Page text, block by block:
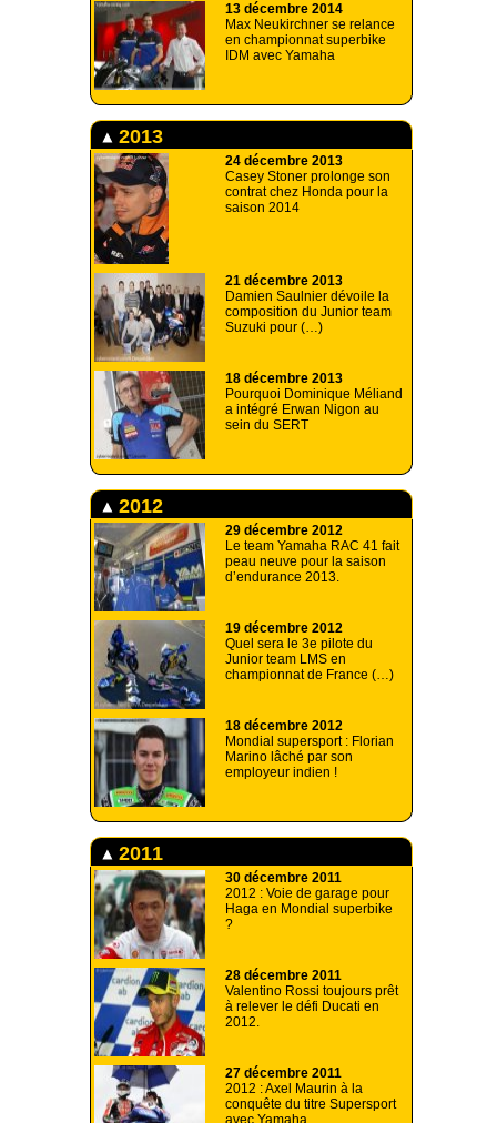
13 décembre 2014
Max Neukirchner se relance
en championnat superbike
IDM avec Yamaha
2013
24 décembre 2013
Casey Stoner prolonge son
contrat chez Honda pour la
saison 2014
21 décembre 2013
Damien Saulnier dévoile la
composition du Junior team
Suzuki pour (…)
18 décembre 2013
Pourquoi Dominique Méliand
a intégré Erwan Nigon au
sein du SERT
2012
29 décembre 2012
Le team Yamaha RAC 41 fait
peau neuve pour la saison
d’endurance 2013.
19 décembre 2012
Quel sera le 3e pilote du
Junior team LMS en
championnat de France (…)
18 décembre 2012
Mondial supersport : Florian
Marino lâché par son
employeur indien !
2011
30 décembre 2011
2012 : Voie de garage pour
Haga en Mondial superbike
?
28 décembre 2011
Valentino Rossi toujours prêt
à relever le défi Ducati en
2012.
27 décembre 2011
2012 : Axel Maurin à la
conquête du titre Supersport
avec Yamaha.